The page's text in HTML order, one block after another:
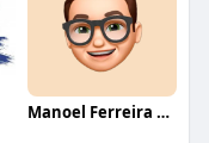
Manoel Ferreira dos Santos junior